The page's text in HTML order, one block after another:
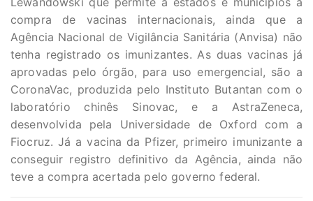
compra de vacinas internacionais, ainda que a
Agência Nacional de Vigilância Sanitária (Anvisa) não
tenha registrado os imunizantes. As duas vacinas já
aprovadas pelo órgão, para uso emergencial, são a
CoronaVac, produzida pelo Instituto Butantan com o
laboratório chinês Sinovac, e a AstraZeneca,
desenvolvida pela Universidade de Oxford com a
Fiocruz. Já a vacina da Pfizer, primeiro imunizante a
conseguir registro definitivo da Agência, ainda não
teve a compra acertada pelo governo federal.